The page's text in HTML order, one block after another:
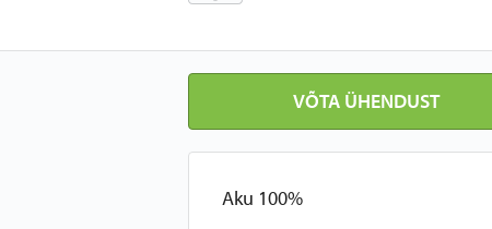
VÕTA ÜHENDUST
Aku 100%